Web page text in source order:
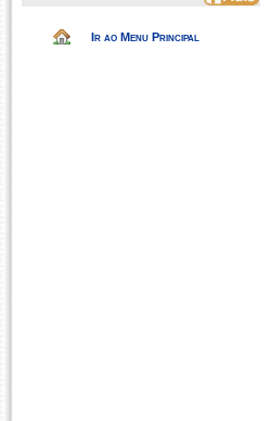
Ir ao Menu Principal